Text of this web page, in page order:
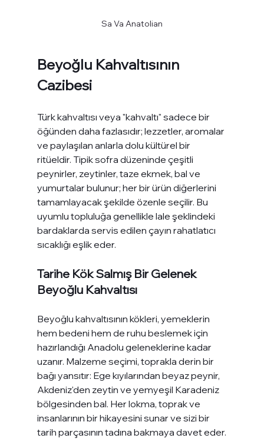
Sa Va Anatolian
Beyoğlu Kahvaltısının
Cazibesi
Türk kahvaltısı veya "kahvaltı" sadece bir
öğünden daha fazlasıdır; lezzetler, aromalar
ve paylaşılan anlarla dolu kültürel bir
ritüeldir. Tipik sofra düzeninde çeşitli
peynirler, zeytinler, taze ekmek, bal ve
yumurtalar bulunur; her bir ürün diğerlerini
tamamlayacak şekilde özenle seçilir. Bu
uyumlu topluluğa genellikle lale şeklindeki
bardaklarda servis edilen çayın rahatlatıcı
sıcaklığı eşlik eder.
Tarihe Kök Salmış Bir Gelenek
Beyoğlu Kahvaltısı
Beyoğlu kahvaltısının kökleri, yemeklerin
hem bedeni hem de ruhu beslemek için
hazırlandığı Anadolu geleneklerine kadar
uzanır. Malzeme seçimi, toprakla derin bir
bağı yansıtır: Ege kıyılarından beyaz peynir,
Akdeniz'den zeytin ve yemyeşil Karadeniz
bölgesinden bal. Her lokma, toprak ve
insanlarının bir hikayesini sunar ve sizi bir
tarih parçasının tadına bakmaya davet eder.